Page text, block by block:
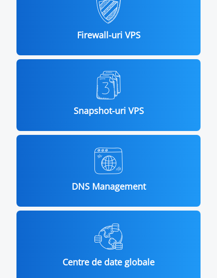
Firewall-uri VPS
Snapshot-uri VPS
DNS Management
Centre de date globale